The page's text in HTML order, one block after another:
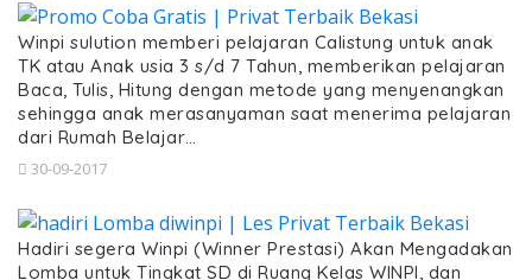
Winpi sulution memberi pelajaran Calistung untuk anak
TK atau Anak usia 3 s/d 7 Tahun, memberikan pelajaran
Baca, Tulis, Hitung dengan metode yang menyenangkan
sehingga anak merasanyaman saat menerima pelajaran
dari Rumah Belajar…
30-09-2017
Hadiri segera Winpi (Winner Prestasi) Akan Mengadakan
Lomba untuk Tingkat SD di Ruang Kelas WINPI, dan